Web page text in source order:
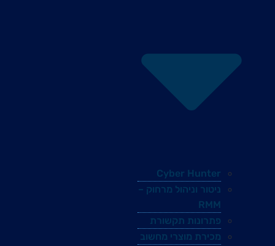
Cyber Hunter
ניטור וניהול מרחוק –
RMM
פתרונות תקשורת
מכירת מוצרי מחשוב